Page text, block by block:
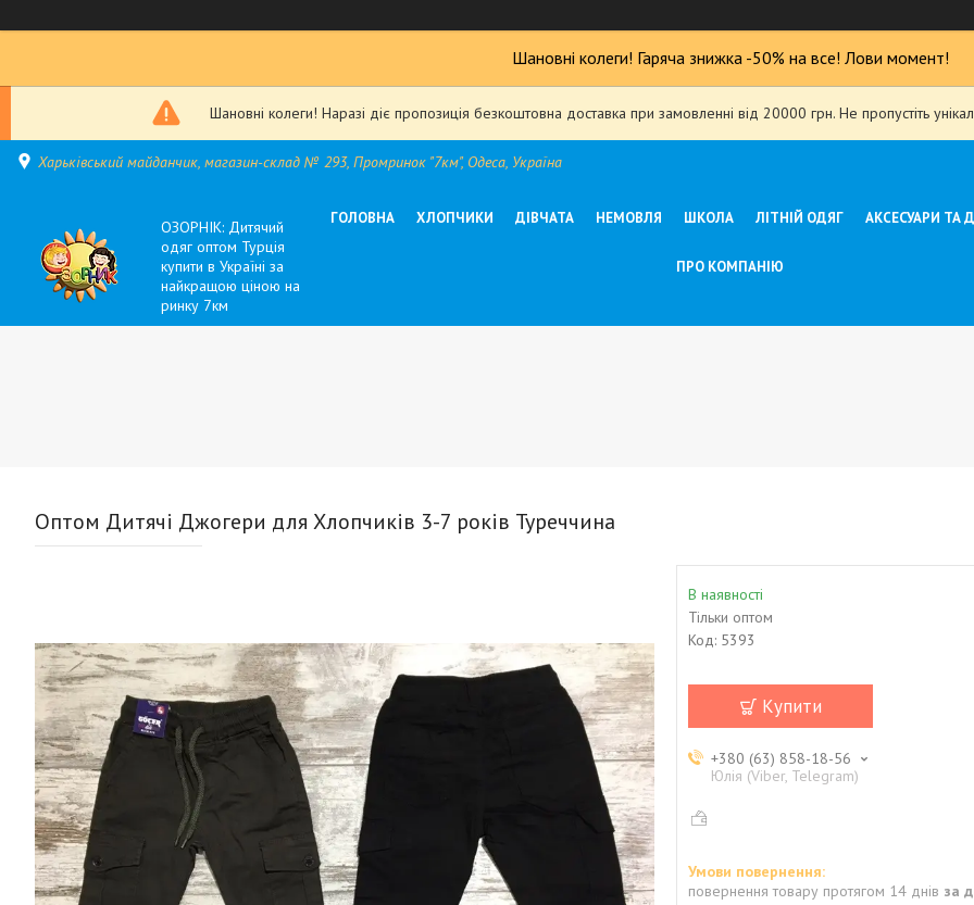
Шановні колеги! Гаряча знижка -50% на все! Лови момент!
Шановні колеги! Наразі діє пропозиція безкоштовна доставка при замовленні від 20000 грн. Не пропустіть
Харьківський майданчик, магазин-склад № 293, Промринок "7км", Одеса, Україна
ОЗОРНІК: Дитячий
одяг оптом Турція
купити в Україні за
найкращою ціною на
ринку 7км
ГОЛОВНА ХЛОПЧИКИ ДІВЧАТА НЕМОВЛЯ ШКОЛА ЛІТНІЙ ОДЯГ АКСЕСУАРИ ТА
ПРО КОМПАНІЮ
Оптом Дитячі Джогери для Хлопчиків 3-7 років Туреччина
В наявності
Тільки оптом
Код: 5393
Купити
+380 (63) 858-18-56
Юлія (Viber, Telegram)
повернення товару протягом 14 днів за